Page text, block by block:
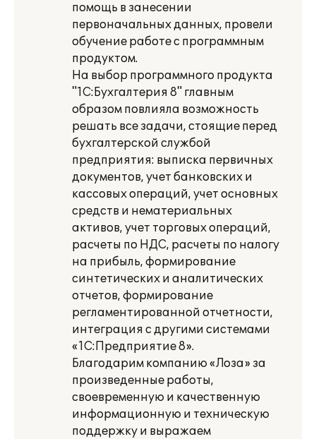
помощь в занесении
первоначальных данных, провели
обучение работе с программным
продуктом.
На выбор программного продукта
"1С:Бухгалтерия 8" главным
образом повлияла возможность
решать все задачи, стоящие перед
бухгалтерской службой
предприятия: выписка первичных
документов, учет банковских и
кассовых операций, учет основных
средств и нематериальных
активов, учет торговых операций,
расчеты по НДС, расчеты по налогу
на прибыль, формирование
синтетических и аналитических
отчетов, формирование
регламентированной отчетности,
интеграция с другими системами
«1С:Предприятие 8».
Благодарим компанию «Лоза» за
произведенные работы,
своевременную и качественную
информационную и техническую
поддержку и выражаем